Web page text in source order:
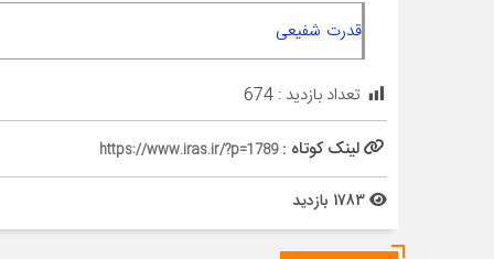
قدرت شفیعی
تعداد بازدید : 674
لینک کوتاه :https://www.iras.ir/?p=1789